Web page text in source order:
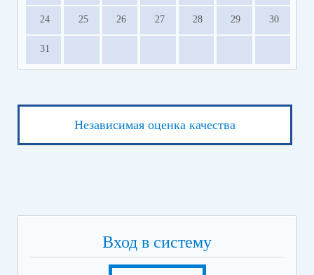
24 25 26 27 28 29 30
31
Независимая оценка качества
Вход в систему